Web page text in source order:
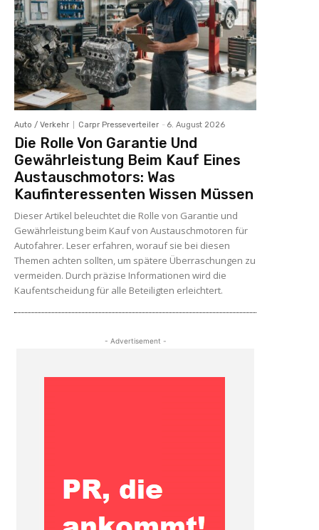
Auto / Verkehr Carpr Presseverteiler - 6. August 2026
Die Rolle Von Garantie Und
Gewährleistung Beim Kauf Eines
Austauschmotors: Was
Kaufinteressenten Wissen Müssen
Dieser Artikel beleuchtet die Rolle von Garantie und
Gewährleistung beim Kauf von Austauschmotoren für
Autofahrer. Leser erfahren, worauf sie bei diesen
Themen achten sollten, um spätere Überraschungen zu
vermeiden. Durch präzise Informationen wird die
Kaufentscheidung für alle Beteiligten erleichtert.
- Advertisement -